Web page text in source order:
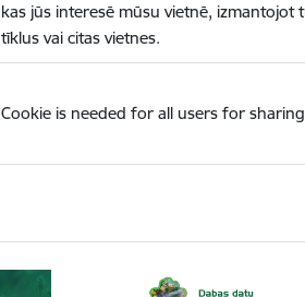
kas jūs interesē mūsu vietnē, izmantojot
tīklus vai citas vietnes.
Cookie is needed for all users for